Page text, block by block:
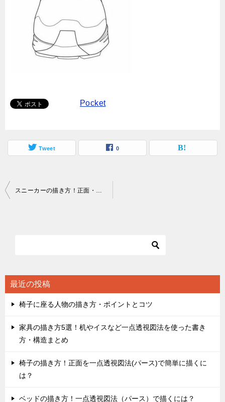
Pocket
Tweet 0
投
シ
ョ
スニーカーの描き方！正面・斜め・横など角度別の構造
最近の投稿
椅子に座る人物の描き方・ポイントとコツ
家具の描き方5選！机やイスなど一点透視図法を使った書き
方・構造まとめ
椅子の描き方！正面を一点透視図法(パース)で簡単に描くに
は？
ベッドの描き方！一点透視図法（パース）で描くには？